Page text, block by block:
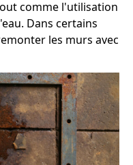
comme l'utilisation
Dans certains
les murs avec